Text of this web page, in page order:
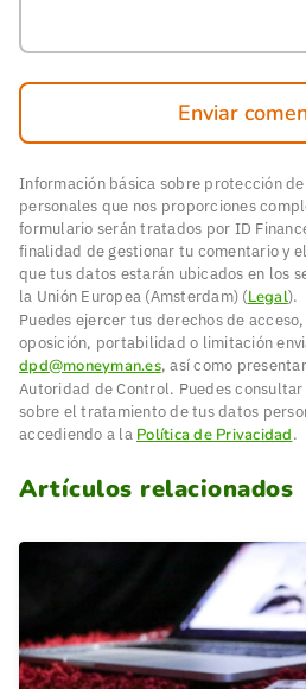
Enviar
Información básica sobre protección
personales que nos proporciones
formulario serán tratados por ID
finalidad de gestionar tu comentario y
que tus datos estarán ubicados en los
la Unión Europea (Amsterdam) (Legal).
Puedes ejercer tus derechos de
oposición, portabilidad o limitación
dpd@moneyman.es, así como
Autoridad de Control. Puedes
sobre el tratamiento de tus datos
accediendo a la Política de Privacidad.
Artículos relacionados